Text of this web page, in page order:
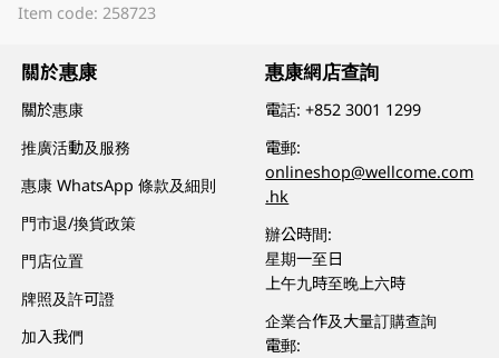
Item code: 258723
關於惠康
關於惠康
推廣活動及服務
惠康 WhatsApp 條款及細則
門市退/換貨政策
門店位置
牌照及許可證
加入我們
惠康網店查詢
電話:+852 3001 1299
電郵:
onlineshop@wellcome.com
.hk
辦公時間:
星期一至日
上午九時至晚上六時
企業合作及大量訂購查詢
電郵: